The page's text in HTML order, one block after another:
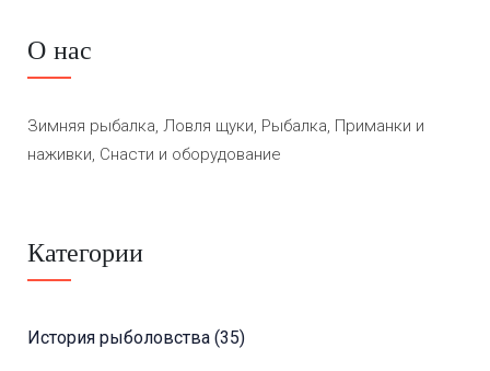
О нас
Зимняя рыбалка, Ловля щуки, Рыбалка, Приманки и
наживки, Снасти и оборудование
Категории
История рыболовства (35)